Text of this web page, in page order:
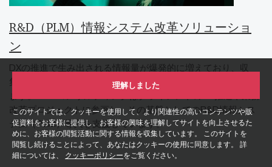
このサイトでは、クッキーを使用して、より関連性の高いコンテンツや販
促資料をお客様に提供し、お客様の興味を理解してサイトを向上させるた
めに、お客様の閲覧活動に関する情報を収集しています。 このサイトを
閲覧し続けることによって、あなたはクッキーの使用に同意します。 詳
細については、 クッキーポリシーをご覧ください。
理解しました
R&D（PLM）情報システム改革ソリューショ
ン
DXの推進で生み出される情報量が爆発的に増えており、収
集・蓄積・分析するための基盤を構築することが重要となり
改革プロジェクトに参画し、その基盤としてのR&D情報シス
テム（PLM）導入を支援しています。